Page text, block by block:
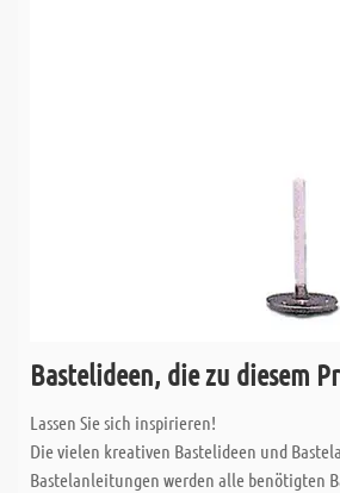
Bastelideen, die zu diesem
Lassen Sie sich inspirieren!
Die vielen kreativen Bastelideen und
Bastelanleitungen werden alle benötigten